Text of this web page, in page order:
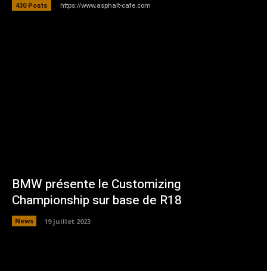
430 Posts https://www.asphalt-cafe.com
BMW présente le Customizing
Championship sur base de R18
News 19 juillet 2023